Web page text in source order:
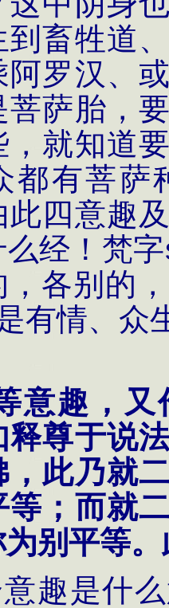
到畜牲道
阿罗汉、
菩萨胎，
，就知道
都有菩萨
此四意趣
经！梵字
各别的，
有情、众
意趣，又
释尊于说
，此乃就
等；而就
别平等
趣是什